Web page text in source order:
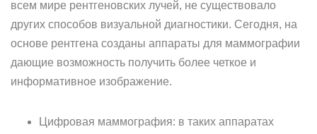
всем мире рентгеновских лучей, не существовало
других способов визуальной диагностики. Сегодня, на
основе рентгена созданы аппараты для маммографии
дающие возможность получить более четкое и
информативное изображение.
Цифровая маммография: в таких аппаратах